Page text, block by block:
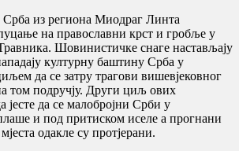
Срба из региона Миодраг Линта
на православни крст и гробље у
Шовинистичке снаге настављају
културну баштину Срба у
да се затру трагови вишевјековног
том подручју. Други циљ ових
јесте да се малобројни Срби у
и под притиском иселе а прогнани
одакле су протјерани.